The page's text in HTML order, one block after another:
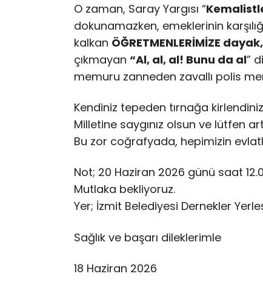
O zaman, Saray Yargısı “
dokunamazken, emeklerinin
kalkan ÖĞRETMENLERİMİZE
çıkmayan “Al, al, al! Bunu da al”
memuru zanneden zavallı polis
Kendiniz tepeden tırnağa
Milletine saygınız olsun ve lütfen
Bu zor coğrafyada, hepimizin
Not; 20 Haziran 2026 günü saat
Mutlaka bekliyoruz.
Yer; İzmit Belediyesi Dernekler
Sağlık ve başarı dileklerimle
18 Haziran 2026